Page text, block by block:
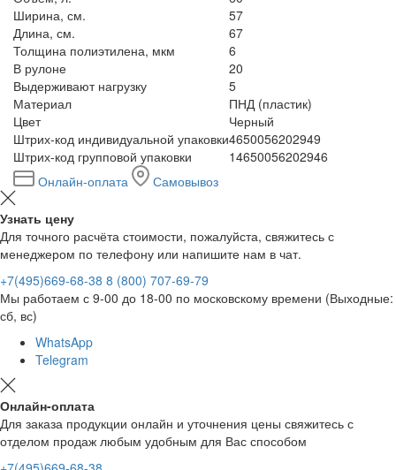
Ширина, см.
57
Длина, см.
67
Толщина полиэтилена, мкм
6
В рулоне
20
Выдерживают нагрузку
5
Материал
ПНД (пластик)
Цвет
Черный
Штрих-код индивидуальной упаковки4650056202949
Штрих-код групповой упаковки
14650056202946
Онлайн-оплата
Самовывоз
Узнать цену
Для точного расчёта стоимости, пожалуйста, свяжитесь с
менеджером по телефону или напишите нам в чат.
+7(495)669-68-38 8 (800) 707-69-79
Мы работаем с 9-00 до 18-00 по московскому времени (Выходные:
сб, вс)
WhatsApp
Telegram
Онлайн-оплата
Для заказа продукции онлайн и уточнения цены свяжитесь с
отделом продаж любым удобным для Вас способом